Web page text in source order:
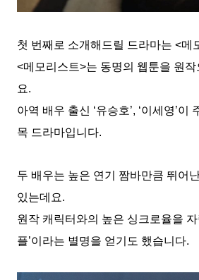
첫 번째로 소개해드릴 드라마는 <메
<메모리스트>는 동명의 웹툰을 원작
요.
아역 배우 출신 ‘유승호’, ‘이세영’이
목 드라마입니다.
두 배우는 높은 연기 짬바만큼 뛰어
있는데요.
원작 캐릭터와의 높은 싱크로율을 자
플’이라는 별명을 얻기도 했습니다.